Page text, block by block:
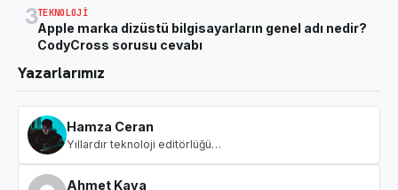
3TEKNOLOJI
Apple marka dizüstü bilgisayarların genel adı nedir?
CodyCross sorusu cevabı
Yazarlarımız
Hamza Ceran
Yıllardır teknoloji editörlüğü…
Ahmet Kaya